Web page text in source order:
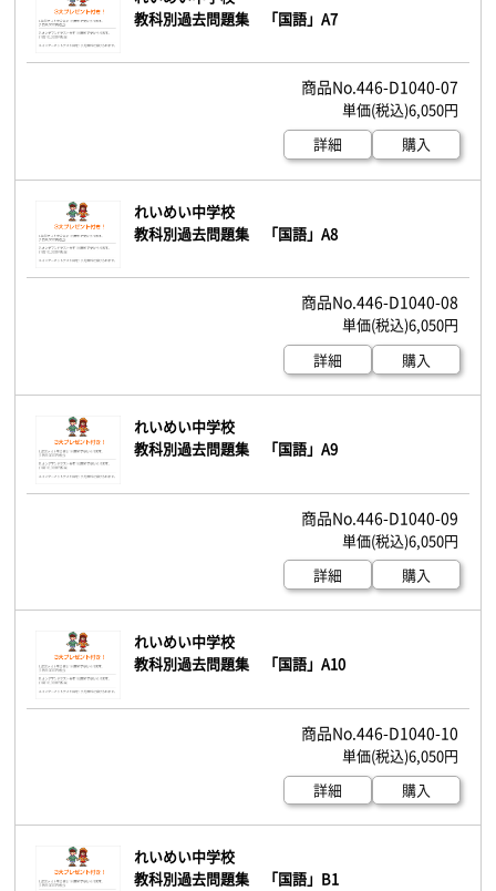
教科別過去問題集 「国語」A7
446-D1040-07
6,050円
詳細
購入
れいめい中学校
教科別過去問題集 「国語」A8
446-D1040-08
6,050円
詳細
購入
れいめい中学校
教科別過去問題集 「国語」A9
446-D1040-09
6,050円
詳細
購入
れいめい中学校
教科別過去問題集 「国語」A10
446-D1040-10
6,050円
詳細
購入
れいめい中学校
教科別過去問題集 「国語」B1